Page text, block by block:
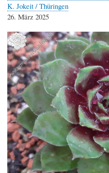
K. Jokeit / Thüringen
26. März 2025